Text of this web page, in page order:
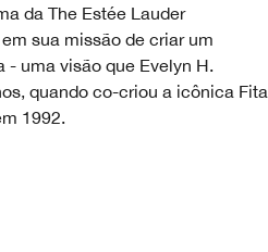
da The Estée Lauder
sua missão de criar um
- uma visão que Evelyn H.
quando co-criou a icônica Fita
1992.